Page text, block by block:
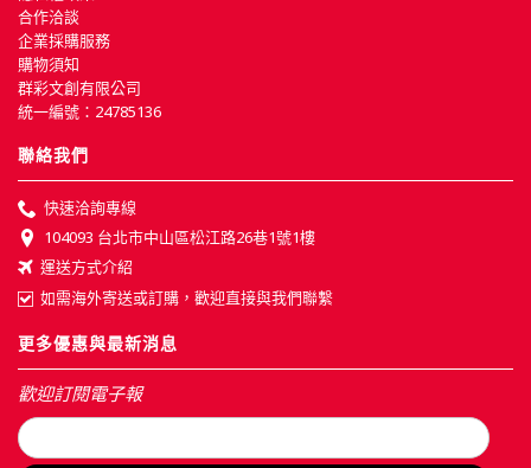
合作洽談
企業採購服務
購物須知
群彩文創有限公司
統一編號：24785136
聯絡我們
快速洽詢專線
104093 台北市中山區松江路26巷1號1樓
運送方式介紹
如需海外寄送或訂購，歡迎直接與我們聯繫
更多優惠與最新消息
歡迎訂閱電子報